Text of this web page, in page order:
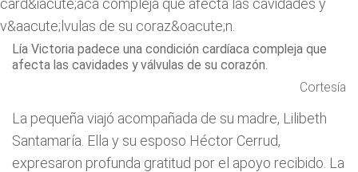
Lía Victoria padece una condición cardíaca compleja que
afecta las cavidades y válvulas de su corazón.
Cortesía
La pequeña viajó acompañada de su madre, Lilibeth
Santamaría. Ella y su esposo Héctor Cerrud,
expresaron profunda gratitud por el apoyo recibido. La